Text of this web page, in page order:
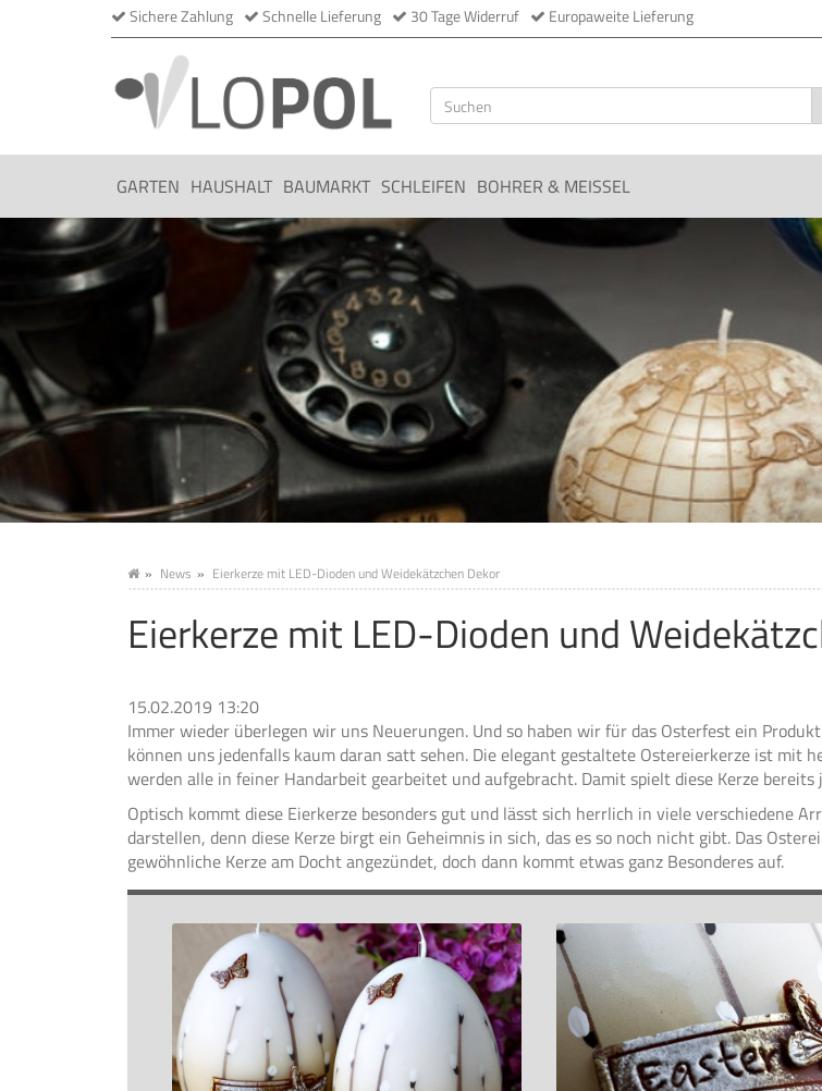
Sichere Zahlung Schnelle Lieferung 30 Tage Widerruf Europaweite Lieferung
GARTEN HAUSHALT BAUMARKT SCHLEIFEN BOHRER & MEISSEL
News Eierkerze mit LED-Dioden und Weidekätzchen Dekor
Eierkerze mit LED-Dioden und
15.02.2019 13:20
Immer wieder überlegen wir uns Neuerungen. Und so haben wir für das Osterfest ein
können uns jedenfalls kaum daran satt sehen. Die elegant gestaltete Ostereierkerze ist mit
werden alle in feiner Handarbeit gearbeitet und aufgebracht. Damit spielt diese Kerze
Optisch kommt diese Eierkerze besonders gut und lässt sich herrlich in viele verschiedene
darstellen, denn diese Kerze birgt ein Geheimnis in sich, das es so noch nicht gibt. Das
gewöhnliche Kerze am Docht angezündet, doch dann kommt etwas ganz Besonderes auf.